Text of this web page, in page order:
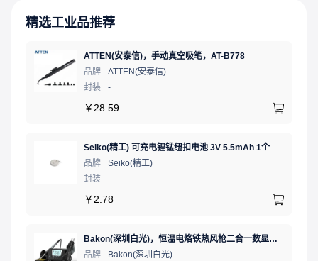
精选工业品推荐
ATTEN(安泰信)，手动真空吸笔，AT-B778
品牌
ATTEN(安泰信)
封装
-
￥ 28.59
Seiko(精工) 可充电锂锰纽扣电池 3V 5.5mAh 1个
品牌
Seiko(精工)
封装
-
￥ 2.78
Bakon(深圳白光)，恒温电烙铁热风枪二合一数显可调温大功率无铅拆焊台，BK881（新老款交替发货）
品牌
Bakon(深圳白光)